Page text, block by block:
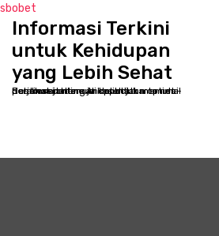
sbobet
Informasi Terkini
untuk Kehidupan
yang Lebih Sehat
Selamat datang di kppbcjakarta.net - Destinasi online Anda untuk memulai perjalanan menuju kesehatan optimal dan kesejahteraan holistik